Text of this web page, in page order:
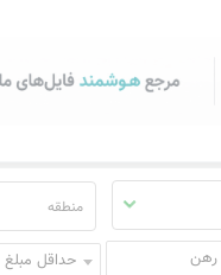
فروش،
منطقه
رهن حداقل مبلغ